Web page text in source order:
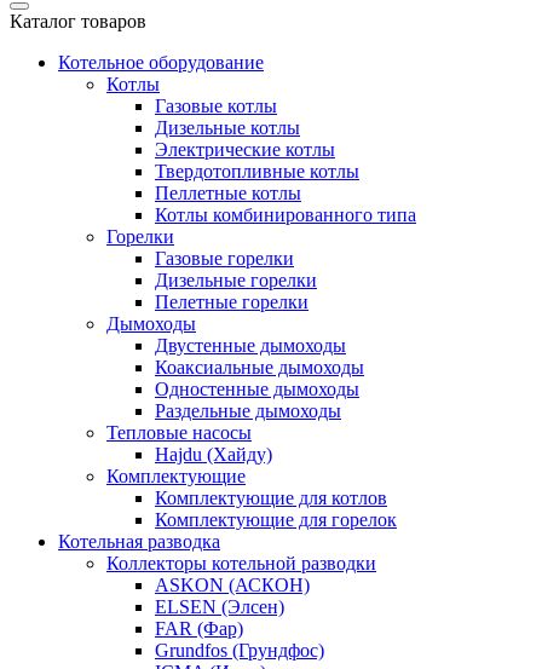
Каталог товаров
Котельное оборудование
Котлы
Газовые котлы
Дизельные котлы
Электрические котлы
Твердотопливные котлы
Пеллетные котлы
Котлы комбинированного типа
Горелки
Газовые горелки
Дизельные горелки
Пелетные горелки
Дымоходы
Двустенные дымоходы
Коаксиальные дымоходы
Одностенные дымоходы
Раздельные дымоходы
Тепловые насосы
Hajdu (Хайду)
Комплектующие
Комплектующие для котлов
Комплектующие для горелок
Котельная разводка
Коллекторы котельной разводки
ASKON (АСКОН)
ELSEN (Элсен)
FAR (Фар)
Grundfos (Грундфос)